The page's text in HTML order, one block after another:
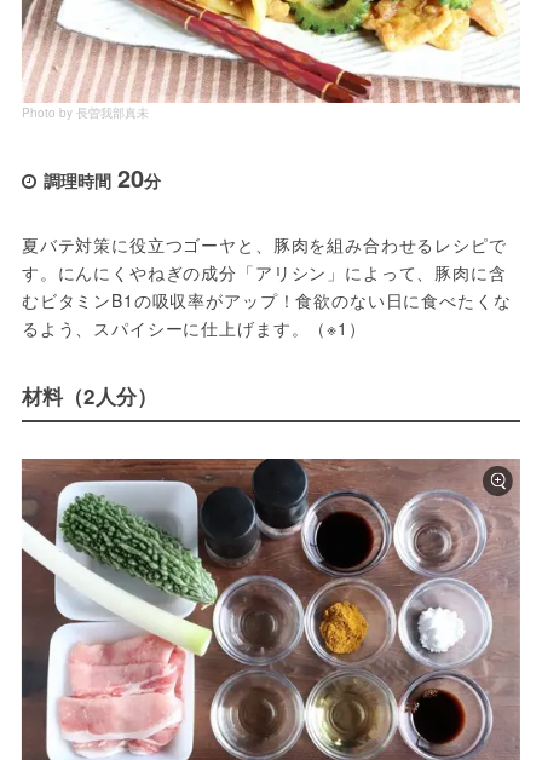
Photo by 長曽我部真未
調理時間 20分
夏バテ対策に役立つゴーヤと、豚肉を組み合わせるレシピで
す。にんにくやねぎの成分「アリシン」によって、豚肉に含
むビタミンB1の吸収率がアップ！食欲のない日に食べたくな
るよう、スパイシーに仕上げます。（※1）
材料（2人分）